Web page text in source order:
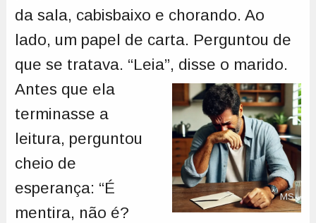
da sala, cabisbaixo e chorando. Ao
lado, um papel de carta. Perguntou de
que se tratava. “Leia”,
MS
disse o marido.
Antes que ela
terminasse a
leitura, perguntou
cheio de
esperança: “É
mentira, não é?